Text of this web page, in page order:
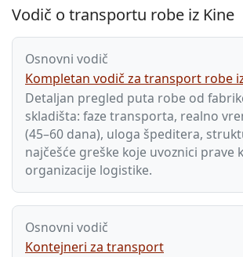
Vodič o transportu robe iz Kine
Osnovni vodič
Kompletan vodič za transport robe
Detaljan pregled puta robe od
skladišta: faze transporta, realno
(45–60 dana), uloga špeditera,
najčešće greške koje uvoznici prave
organizacije logistike.
Osnovni vodič
Kontejneri za transport